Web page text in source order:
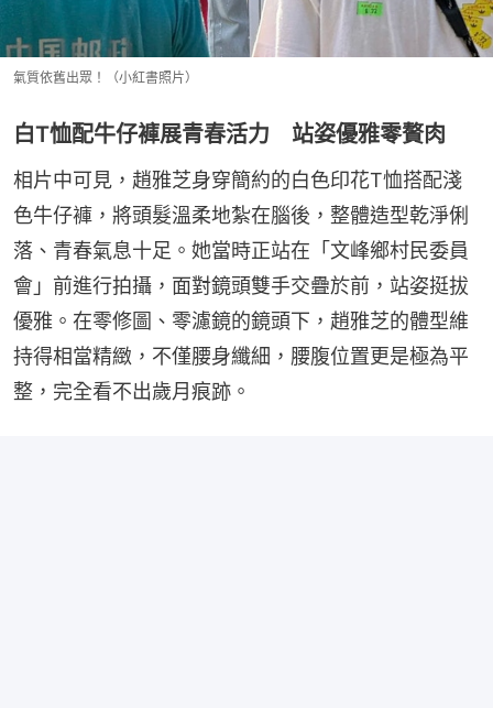
氣質依舊出眾！（小紅書照片）
白T恤配牛仔褲展青春活力 站姿優雅零贅肉
相片中可見，趙雅芝身穿簡約的白色印花T恤搭配淺
色牛仔褲，將頭髮溫柔地紮在腦後，整體造型乾淨俐
落、青春氣息十足。她當時正站在「文峰鄉村民委員
會」前進行拍攝，面對鏡頭雙手交疊於前，站姿挺拔
優雅。在零修圖、零濾鏡的鏡頭下，趙雅芝的體型維
持得相當精緻，不僅腰身纖細，腰腹位置更是極為平
整，完全看不出歲月痕跡。